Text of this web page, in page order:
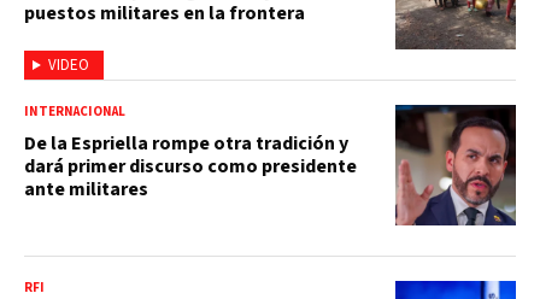
VIDEO
puestos militares en la frontera
INTERNACIONAL
De la Espriella rompe otra tradición y
dará primer discurso como presidente
ante militares
RFI